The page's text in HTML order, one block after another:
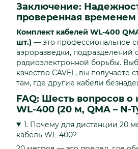
Заключение:
проверенная
Комплект кабелей WL-400
шт.) — это профессиональное
аэроразведки, подразделений
радиоэлектронной борьбы.
качество CAVEL, вы получаете
там, где другие кабели
FAQ: Шесть вопросов о
WL-400 (20 м, QMA – N-
1. Почему для дистанции 20
кабель WL-400?